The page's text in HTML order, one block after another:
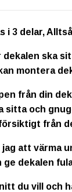
i 3 delar,
ska
montera
från din
sitta och
från
jag att
dekalen
du vill och